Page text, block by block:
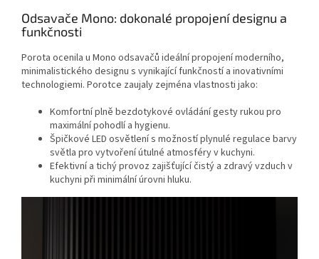
Odsavače Mono: dokonalé propojení designu a
funkčnosti
Porota ocenila u Mono odsavačů ideální propojení moderního,
minimalistického designu s vynikající funkčností a inovativními
technologiemi. Porotce zaujaly zejména vlastnosti jako:
Komfortní plně bezdotykové ovládání gesty rukou pro
maximální pohodlí a hygienu.
Špičkové LED osvětlení s možností plynulé regulace barvy
světla pro vytvoření útulné atmosféry v kuchyni.
Efektivní a tichý provoz zajišťující čistý a zdravý vzduch v
kuchyni při minimální úrovni hluku.